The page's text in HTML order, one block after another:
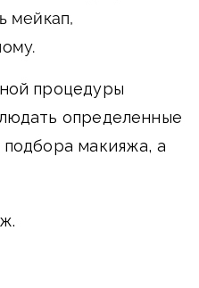
мейкап,
процедуры
определенные
макияжа, а